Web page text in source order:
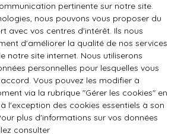
Jaurès
Haut-Rhin
pertinente sur notre site.
nous pouvons vous proposer du
avec vos centres d'intérêt. Ils nous
d'améliorer la qualité de nos services
notre site internet. Nous utiliserons
personnelles pour lesquelles vous
Vous pouvez les modifier à
via la rubrique ″Gérer les cookies″ en
l'exception des cookies essentiels à son
plus d'informations sur vos données
consulter